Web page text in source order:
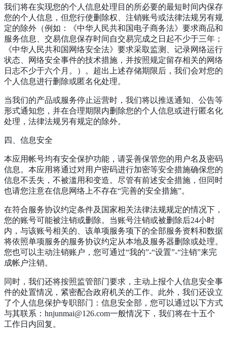
我们将在实现您的个人信息处理目的所必要的最短时间内保存
您的个人信息，但您行使删除权、注销账号或法律法规另有规
定的除外（例如：《中华人民共和国电子商务法》要求商品和
服务信息、交易信息保存时间自交易完成之日起不少于三年；
《中华人民共和国网络安全法》要求采取监测、记录网络运行
状态、网络安全事件的技术措施，并按照规定留存相关的网络
日志不少于六个月。）。超出上述存储期限后，我们会对您的
个人信息进行删除或匿名化处理。
当我们的产品或服务停止运营时，我们将以推送通知、公告等
形式通知您，并在合理期限内删除您的个人信息或进行匿名化
处理，法律法规另有规定的除外。
四、信息安全
本应用帐号均有安全保护功能，请妥善保管您的用户名及密码
信息。本应用将通过对用户密码进行加密等安全措施确保您的
信息不丢失，不被滥用和变造。尽管有前述安全措施，但同时
也请您注意在信息网络上不存在“完善的安全措施”。
在符合服务协议约定条件及国家相关法律法规规定的情况下，
您的账号可能被注销或删除。当账号注销或被删除后24小时
内，与该账号相关的、该单项服务项下的全部服务资料和数据
将依照单项服务的服务协议约定从本地及服务器删除或处理。
您也可以主动注销账户，您可通过“我的”-“设置”-“注销”来完
成帐户注销。
同时，我们还将按照监管部门要求，主动上报个人信息安全事
件的处置情况，紧密配合政府机关的工作。此外，我们还设立
了个人信息保护专职部门：信息安全部，您可以通过以下方式
与其联系：hnjunmai@126.com一般情况下，我们将在十五个
工作日内回复。